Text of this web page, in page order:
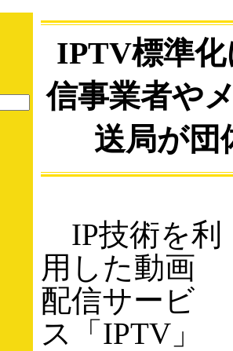
IPTV標準
信事業者や
送局が団
IP技術を利
用した動画
配信サービ
ス「IPTV」